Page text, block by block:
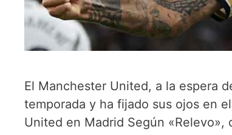
El Manchester United, a la espera
temporada y ha fijado sus ojos en
United en Madrid Según